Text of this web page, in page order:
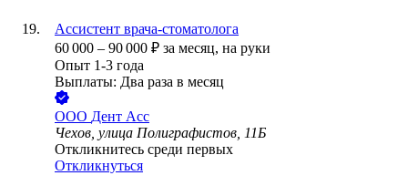
Ассистент врача-стоматолога
60 000 – 90 000 ₽ за месяц, на руки
Опыт 1-3 года
Выплаты: Два раза в месяц
ООО Дент Асс
Чехов, улица Полиграфистов, 11Б
Откликнитесь среди первых
Откликнуться